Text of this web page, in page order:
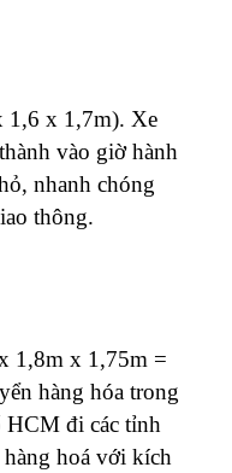
1,6 x 1,7m). Xe
vào giờ hành
nhanh chóng
thông.
1,8m x 1,75m =
hàng hóa trong
HCM đi các tỉnh
hàng hoá với kích